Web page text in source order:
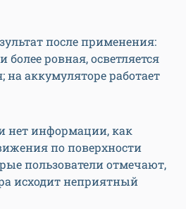
после применения:
более ровная, осветляется
на аккумуляторе работает
нет информации, как
по поверхности
пользователи отмечают,
исходит неприятный